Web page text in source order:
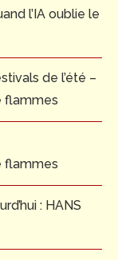
l’IA oublie le
de l’été –
flammes
flammes
: HANS